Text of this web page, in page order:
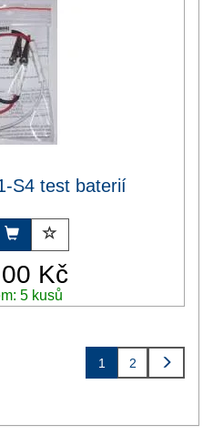
S4 test baterií
Kč
5 kusů
1 2